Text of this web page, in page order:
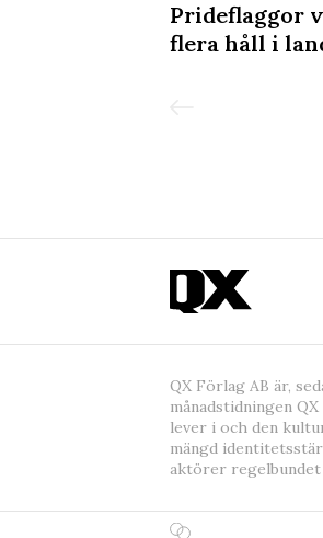
Prideflaggor
flera håll i
QX Förlag AB är,
månadstidningen
lever i och den
mängd
aktörer regelbundet